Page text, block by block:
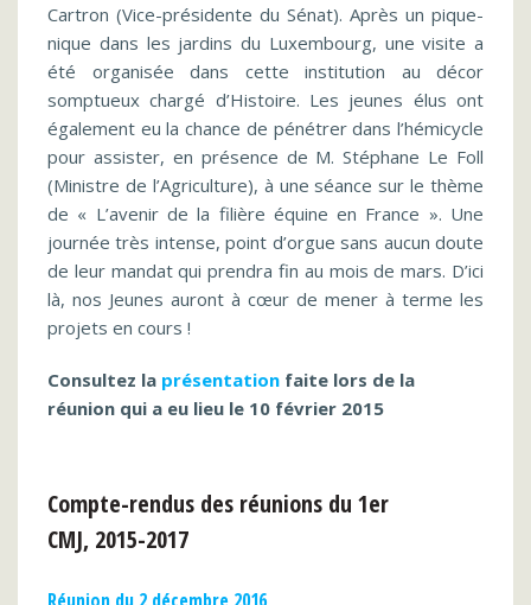
Cartron (Vice-présidente du Sénat). Après un pique-
nique dans les jardins du Luxembourg, une visite a
été organisée dans cette institution au décor
somptueux chargé d’Histoire. Les jeunes élus ont
également eu la chance de pénétrer dans l’hémicycle
pour assister, en présence de M. Stéphane Le Foll
(Ministre de l’Agriculture), à une séance sur le thème
de « L’avenir de la filière équine en France ». Une
journée très intense, point d’orgue sans aucun doute
de leur mandat qui prendra fin au mois de mars. D’ici
là, nos Jeunes auront à cœur de mener à terme les
projets en cours !
Consultez la présentation faite lors de la
réunion qui a eu lieu le 10 février 2015
Compte-rendus des réunions du 1er
CMJ, 2015-2017